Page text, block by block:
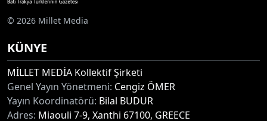
© 2026 Millet Media
KÜNYE
MİLLET MEDİA Kollektif Şirketi
Genel Yayın Yönetmeni: Cengiz ÖMER
Yayın Koordinatörü: Bilal BUDUR
Adres: Miaouli 7-9, Xanthi 67100, GREECE